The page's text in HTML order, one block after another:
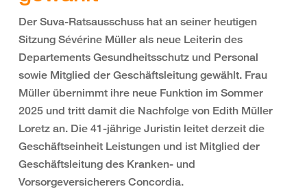
Der Suva-Ratsausschuss hat an seiner heutigen
Sitzung Sévérine Müller als neue Leiterin des
Departements Gesundheitsschutz und Personal
sowie Mitglied der Geschäftsleitung gewählt. Frau
Müller übernimmt ihre neue Funktion im Sommer
2025 und tritt damit die Nachfolge von Edith Müller
Loretz an. Die 41-jährige Juristin leitet derzeit die
Geschäftseinheit Leistungen und ist Mitglied der
Geschäftsleitung des Kranken- und
Vorsorgeversicherers Concordia.